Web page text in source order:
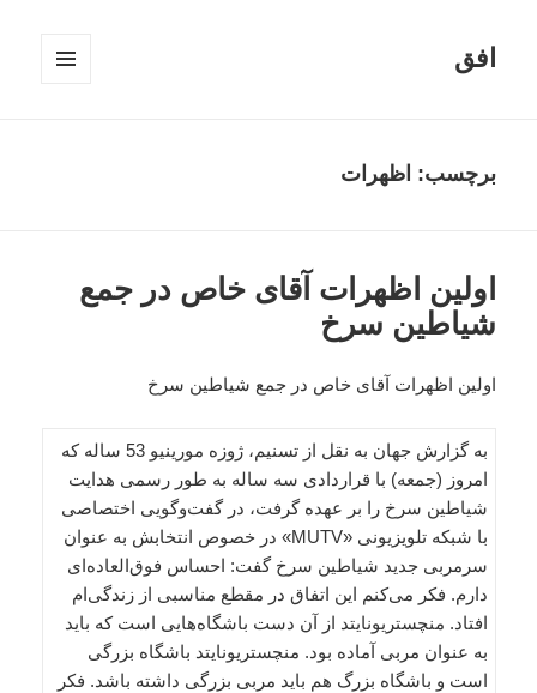
افق
برچسب: اظهرات
اولین اظهرات آقای خاص در جمع
شیاطین سرخ
اولین اظهرات آقای خاص در جمع شیاطین سرخ
به گزارش جهان به نقل از تسنیم، ژوزه مورینیو 53 ساله که
امروز (جمعه) با قراردادی سه ساله به طور رسمی هدایت
شیاطین سرخ را بر عهده گرفت، در گفت‌و‌گویی اختصاصی
با شبکه تلویزیونی «MUTV» در خصوص انتخابش به عنوان
سرمربی جدید شیاطین سرخ گفت: احساس فوق‌العاده‌ای
دارم. فکر می‌کنم این اتفاق در مقطع مناسبی از زندگی‌ام
افتاد. منچستریونایتد از آن دست باشگاه‌هایی است که باید
به عنوان مربی آماده بود. منچستریونایتد باشگاه بزرگی
است و باشگاه بزرگ هم باید مربی بزرگی داشته باشد. فکر